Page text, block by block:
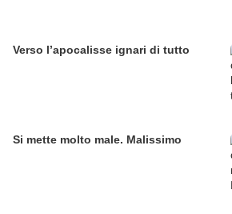
Verso l’apocalisse ignari di tutto
Si mette molto male. Malissimo